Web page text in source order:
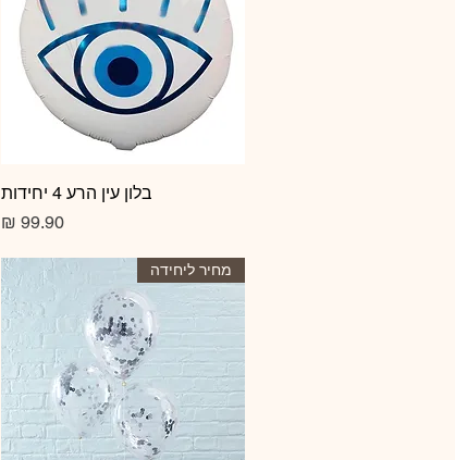
תצוגה מהירה
בלון עין הרע 4 יחידות
מחיר‏99.90 ‏₪
מחיר ליחידה